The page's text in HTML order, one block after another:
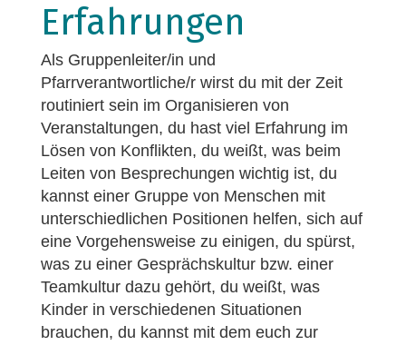
Erfahrungen
Als Gruppenleiter/in und
Pfarrverantwortliche/r wirst du mit der Zeit
routiniert sein im Organisieren von
Veranstaltungen, du hast viel Erfahrung im
Lösen von Konflikten, du weißt, was beim
Leiten von Besprechungen wichtig ist, du
kannst einer Gruppe von Menschen mit
unterschiedlichen Positionen helfen, sich auf
eine Vorgehensweise zu einigen, du spürst,
was zu einer Gesprächskultur bzw. einer
Teamkultur dazu gehört, du weißt, was
Kinder in verschiedenen Situationen
brauchen, du kannst mit dem euch zur